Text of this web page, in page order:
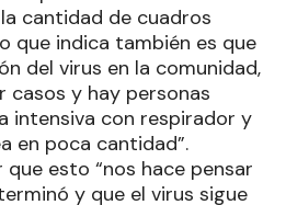
cantidad de cuadros
que indica también es que
del virus en la comunidad,
casos y hay personas
intensiva con respirador y
en poca cantidad”.
esto “nos hace pensar
y que el virus sigue